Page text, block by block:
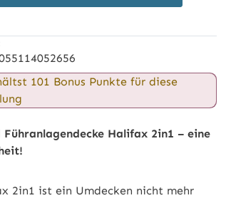
101 Bonus Punkte für diese
Halifax 2in1 – eine
2in1 ist ein Umdecken nicht mehr